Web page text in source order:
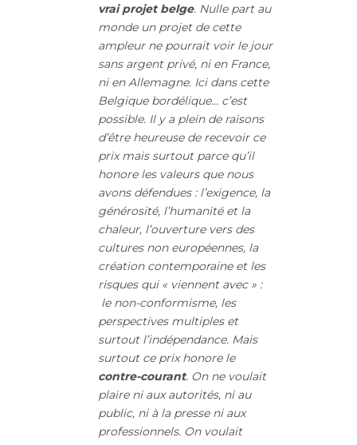
vrai projet belge. Nulle part au
monde un projet de cette
ampleur ne pourrait voir le jour
sans argent privé, ni en France,
ni en Allemagne. Ici dans cette
Belgique bordélique… c’est
possible. Il y a plein de raisons
d’être heureuse de recevoir ce
prix mais surtout parce qu’il
honore les valeurs que nous
avons défendues : l’exigence, la
générosité, l’humanité et la
chaleur, l’ouverture vers des
cultures non européennes, la
création contemporaine et les
risques qui « viennent avec » :
le non-conformisme, les
perspectives multiples et
surtout l’indépendance. Mais
surtout ce prix honore le
contre-courant. On ne voulait
plaire ni aux autorités, ni au
public, ni à la presse ni aux
professionnels. On voulait